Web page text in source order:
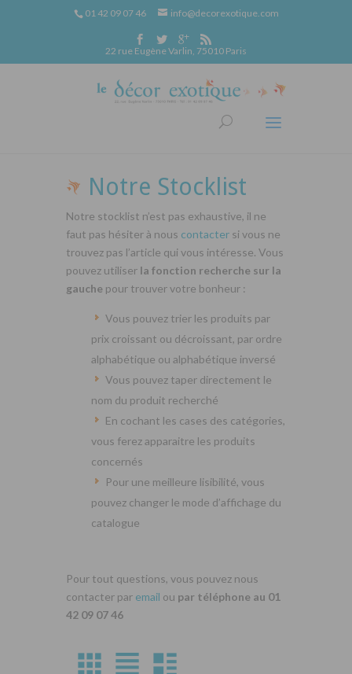
01 42 09 07 46 info@decorexotique.com
22 rue Eugène Varlin, 75010 Paris
Notre Stocklist
Notre stocklist n’est pas exhaustive, il ne
faut pas hésiter à nous contacter si vous ne
trouvez pas l’article qui vous intéresse. Vous
pouvez utiliser la fonction recherche sur la
gauche pour trouver votre bonheur :
Vous pouvez trier les produits par
prix croissant ou décroissant, par ordre
alphabétique ou alphabétique inversé
Vous pouvez taper directement le
nom du produit recherché
En cochant les cases des catégories,
vous ferez apparaitre les produits
concernés
Pour une meilleure lisibilité, vous
pouvez changer le mode d’affichage du
catalogue
Pour tout questions, vous pouvez nous
contacter par email ou par téléphone au 01
42 09 07 46